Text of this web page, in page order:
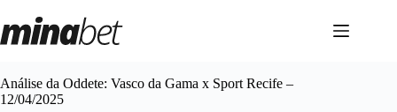
para
o
Análise da Oddete: Vasco da Gama x Sport Recife –
12/04/2025